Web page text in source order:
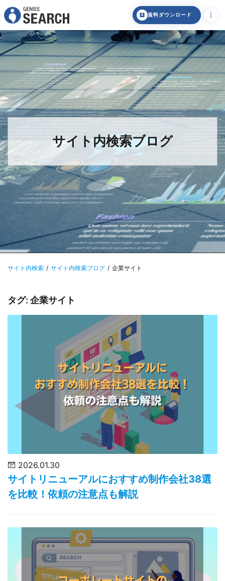
資料ダウンロード
サイト内検索ブログ
サイト内検索 サイト内検索ブログ 企業サイト
タグ: 企業サイト
2026.01.30
サイトリニューアルにおすすめ制作会社38選
を比較！依頼の注意点も解説